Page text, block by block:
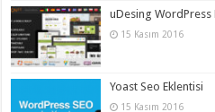
uDesing
15 Kasım 2016
Yoast Seo Eklentisi
15 Kasım 2016